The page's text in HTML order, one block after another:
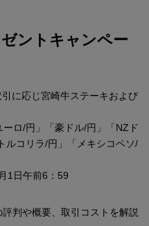
ントキャンペー
に応じ宮崎牛ステーキおよび
ロ/円」「豪ドル/円」「NZド
ルコリラ/円」「メキシコペソ/
1日午前6：59
評判や概要、取引コストを解説